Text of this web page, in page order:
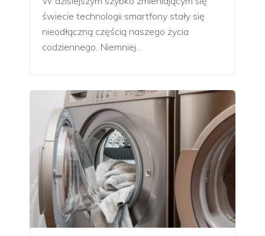
świecie technologii smartfony stały się
nieodłączną częścią naszego życia
codziennego. Niemniej…